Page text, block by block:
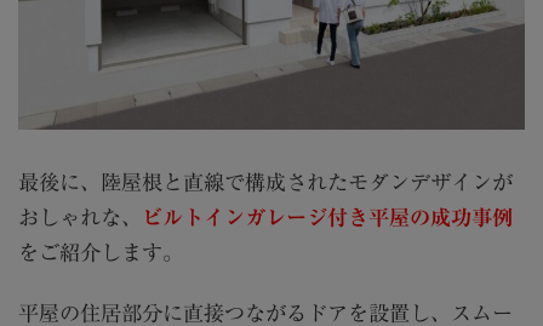
最後に、陸屋根と直線で構成されたモダンデザインが
おしゃれな、
ビルトインガレージ付き平屋の成功事例
をご紹介します。
平屋の住居部分に直接つながるドアを設置し、スムー